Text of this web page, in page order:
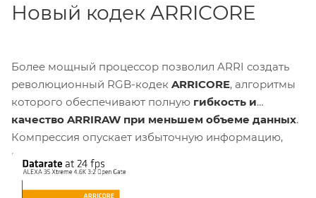
Новый кодек ARRICORE
Более мощный процессор позволил ARRI создать
революционный RGB-кодек ARRICORE, алгоритмы
которого обеспечивают полную гибкость и
качество ARRIRAW при меньшем объеме данных.
Компрессия опускает избыточную информацию,
при этом сохраняет возможность регулировки
баланса белого, чувствительности
постпродакшне. Все рабочие процессы остаются